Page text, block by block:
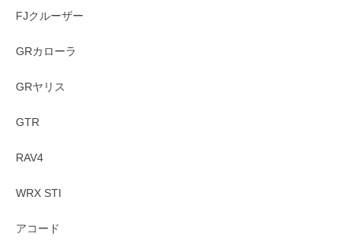
FJクルーザー
GRカローラ
GRヤリス
GTR
RAV4
WRX STI
アコード